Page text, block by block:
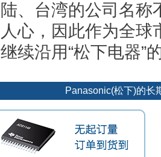
陆、台湾的公司名称
人心，因此作为全
继续沿用“松下电器”
Panasonic(松下)的长